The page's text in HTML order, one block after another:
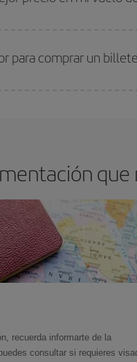
para comprar un
recuerda informarte de la
consultar si requieres